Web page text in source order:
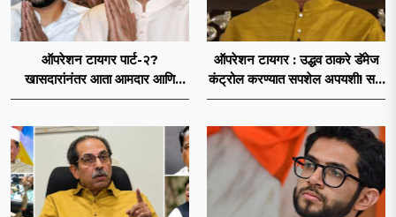
ऑपरेशन टायगर पार्ट-२?
खासदारांनंतर आता आमदार आणि
नगरसेवकही शिंदेंच्या वाटेवर?
ऑपरेशन टायगर : उद्धव ठाकरे डॅमेज
कंट्रोल करण्यात सपशेल अपयशी! सहा
खासदारांनंतर आमदारांसह नगरसेवकही